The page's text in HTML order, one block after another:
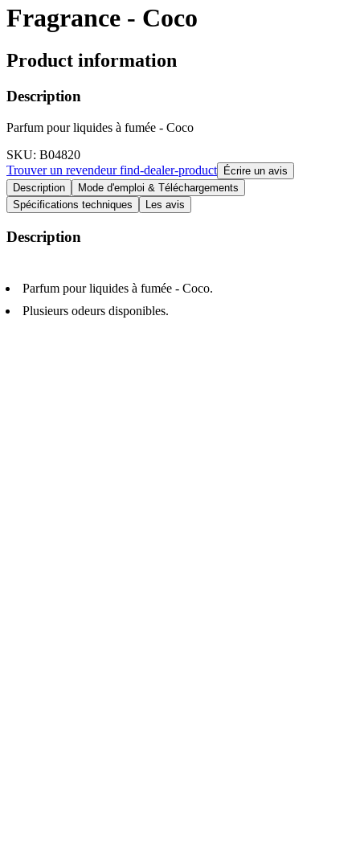
Fragrance - Coco
Product information
Description
Parfum pour liquides à fumée - Coco
SKU: B04820
Trouver un revendeurfind-dealer-product
Écrire un avis
Description
Mode d'emploi & Téléchargements
Spécifications techniques
Les avis
Description
Parfum pour liquides à fumée - Coco.
Plusieurs odeurs disponibles.